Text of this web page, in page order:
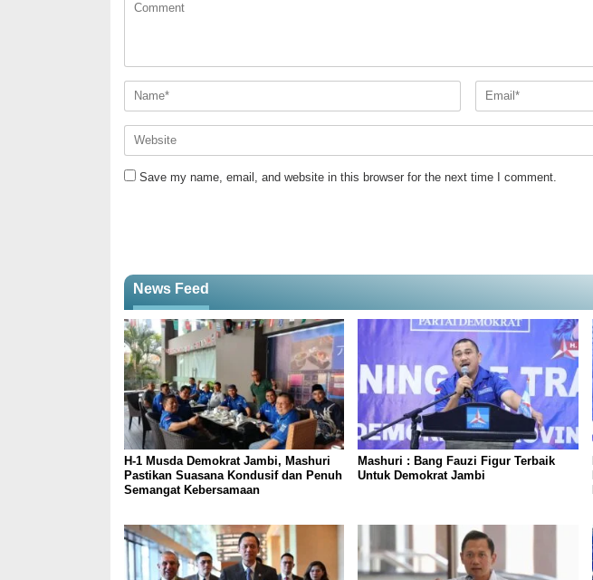
Save my name, email, and website in this browser for the next time I comment.
News Feed
H-1 Musda Demokrat Jambi, Mashuri
Pastikan Suasana Kondusif dan Penuh
Semangat Kebersamaan
Mashuri : Bang Fauzi Figur Terbaik
Untuk Demokrat Jambi